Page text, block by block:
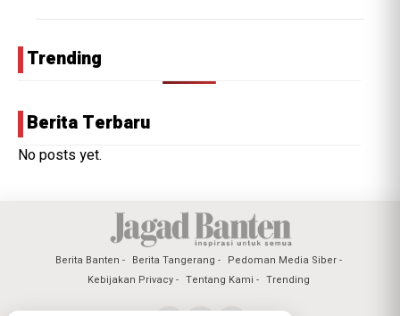
Trending
Berita Terbaru
No posts yet.
Berita Banten Berita Tangerang
Pedoman Media Siber
Kebijakan Privacy
Tentang Kami Trending